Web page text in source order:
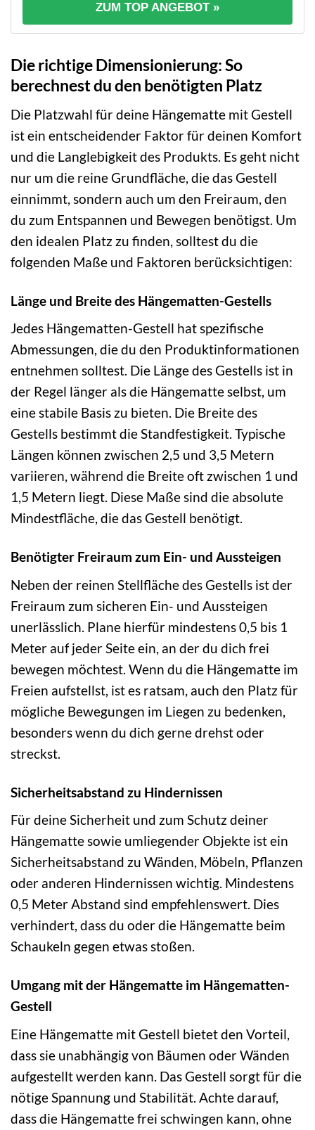
ZUM TOP ANGEBOT »
Die richtige Dimensionierung: So
berechnest du den benötigten Platz
Die Platzwahl für deine Hängematte mit Gestell
ist ein entscheidender Faktor für deinen Komfort
und die Langlebigkeit des Produkts. Es geht nicht
nur um die reine Grundfläche, die das Gestell
einnimmt, sondern auch um den Freiraum, den
du zum Entspannen und Bewegen benötigst. Um
den idealen Platz zu finden, solltest du die
folgenden Maße und Faktoren berücksichtigen:
Länge und Breite des Hängematten-Gestells
Jedes Hängematten-Gestell hat spezifische
Abmessungen, die du den Produktinformationen
entnehmen solltest. Die Länge des Gestells ist in
der Regel länger als die Hängematte selbst, um
eine stabile Basis zu bieten. Die Breite des
Gestells bestimmt die Standfestigkeit. Typische
Längen können zwischen 2,5 und 3,5 Metern
variieren, während die Breite oft zwischen 1 und
1,5 Metern liegt. Diese Maße sind die absolute
Mindestfläche, die das Gestell benötigt.
Benötigter Freiraum zum Ein- und Aussteigen
Neben der reinen Stellfläche des Gestells ist der
Freiraum zum sicheren Ein- und Aussteigen
unerlässlich. Plane hierfür mindestens 0,5 bis 1
Meter auf jeder Seite ein, an der du dich frei
bewegen möchtest. Wenn du die Hängematte im
Freien aufstellst, ist es ratsam, auch den Platz für
mögliche Bewegungen im Liegen zu bedenken,
besonders wenn du dich gerne drehst oder
streckst.
Sicherheitsabstand zu Hindernissen
Für deine Sicherheit und zum Schutz deiner
Hängematte sowie umliegender Objekte ist ein
Sicherheitsabstand zu Wänden, Möbeln, Pflanzen
oder anderen Hindernissen wichtig. Mindestens
0,5 Meter Abstand sind empfehlenswert. Dies
verhindert, dass du oder die Hängematte beim
Schaukeln gegen etwas stoßen.
Umgang mit der Hängematte im Hängematten-
Gestell
Eine Hängematte mit Gestell bietet den Vorteil,
dass sie unabhängig von Bäumen oder Wänden
aufgestellt werden kann. Das Gestell sorgt für die
nötige Spannung und Stabilität. Achte darauf,
dass die Hängematte frei schwingen kann, ohne